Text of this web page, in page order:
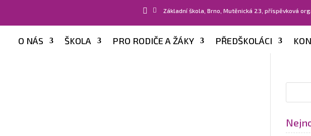
  Základní škola, Brno, Mutěnická 23, příspěvková
O NÁS ŠKOLA PRO RODIČE A ŽÁKY PŘEDŠKOLÁCI